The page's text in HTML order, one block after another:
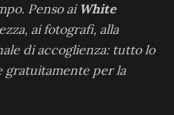
Penso ai White
ai fotografi, alla
di accoglienza: tutto lo
gratuitamente per la